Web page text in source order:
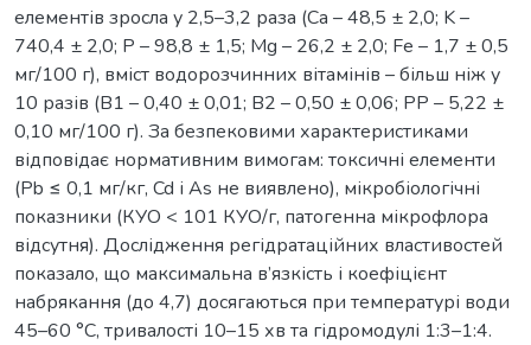
елементів зросла у 2,5–3,2 раза (Ca – 48,5 ± 2,0; K –
740,4 ± 2,0; P – 98,8 ± 1,5; Mg – 26,2 ± 2,0; Fe – 1,7 ± 0,5
мг/100 г), вміст водорозчинних вітамінів – більш ніж у
10 разів (В1 – 0,40 ± 0,01; В2 – 0,50 ± 0,06; РР – 5,22 ±
0,10 мг/100 г). За безпековими характеристиками
відповідає нормативним вимогам: токсичні елементи
(Pb ≤ 0,1 мг/кг, Cd і As не виявлено), мікробіологічні
показники (КУО < 101 КУО/г, патогенна мікрофлора
відсутня). Дослідження регідратаційних властивостей
показало, що максимальна в’язкість і коефіцієнт
набрякання (до 4,7) досягаються при температурі води
45–60 °C, тривалості 10–15 хв та гідромодулі 1:3–1:4.